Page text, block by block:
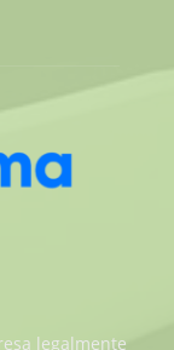
legalmente